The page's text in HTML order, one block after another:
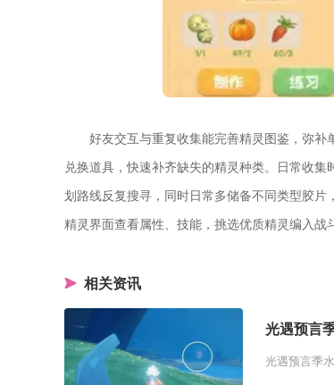
好友交互与重复收集能完善精灵图鉴，弥
兑换道具，快速补齐缺失的精灵种类。日常收
划路线反复搜寻，同时日常多储备不同类型胶
精灵界面查看属性、技能，挑选优质精灵编入战
相关资讯
光遇预言
光遇预言季